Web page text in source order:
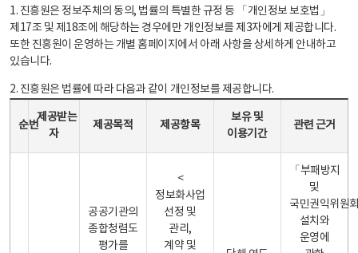
1. 진흥원은 정보주체의 동의, 법률의 특별한 규정 등 「개인정보 보호법」
제17조 및 제18조에 해당하는 경우에만 개인정보를 제3자에게 제공합니다.
또한 진흥원이 운영하는 개별 홈페이지에서 아래 사항을 상세하게 안내하고
있습니다.
2. 진흥원은 법률에 따라 다음과 같이 개인정보를 제공합니다.
순번
제공받는
자
제공목적 제공항목
보유 및
이용기간
관련 근거
공공기관의
종합청렴도
평가를
<
정보화사업
선정 및
관리,
계약 및
「부패방지
및
국민권익위원
설치와
운영에